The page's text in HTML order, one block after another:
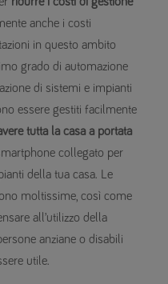
anche i costi
in questo ambito
grado di automazione
di sistemi e impianti
essere gestiti facilmente
tutta la casa a portata
collegato per
della tua casa. Le
moltissime, così come
all’utilizzo della
anziane o disabili
utile.